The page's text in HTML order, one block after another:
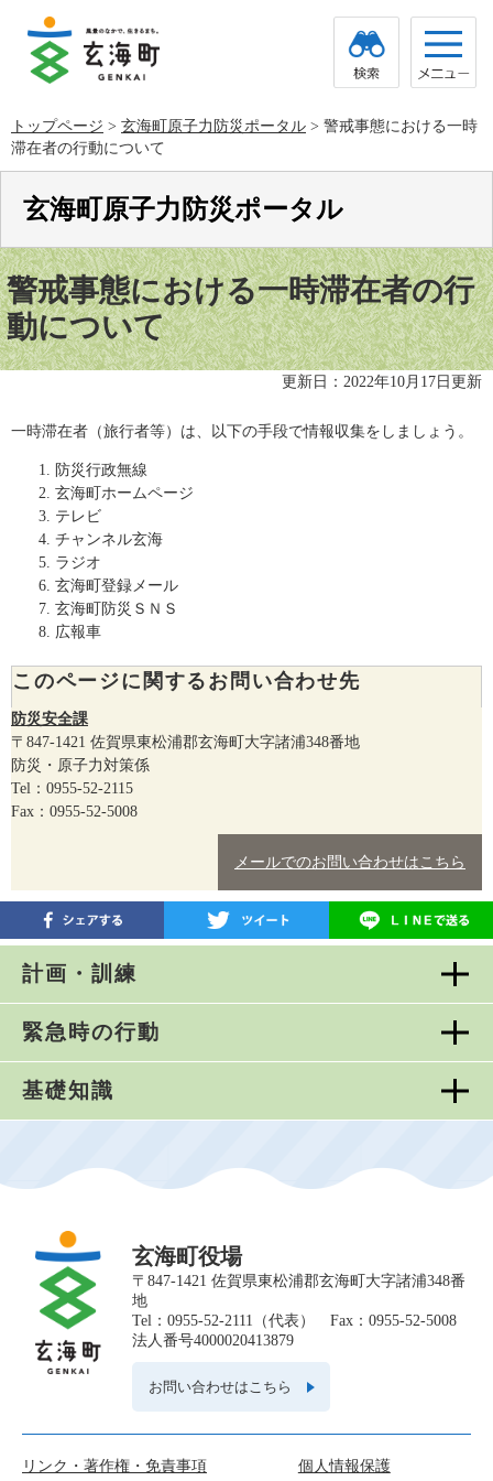
で
す。
ば
し
て
トップページ > 玄海町原子力防災ポータル > 警戒事態における一時
滞在者の行動について
玄海町原子力防災ポータル
計画・訓練
緊急時の行動
基礎知識
本
文警戒事態における一時滞在者の行
動について
更新日：2022年10月17日更新
一時滞在者（旅行者等）は、以下の手段で情報収集をしましょう。
防災行政無線
玄海町ホームページ
テレビ
チャンネル玄海
ラジオ
玄海町登録メール
玄海町防災ＳＮＳ
広報車
このページに関するお問い合わせ先
防災安全課
〒847-1421 佐賀県東松浦郡玄海町大字諸浦348番地
防災・原子力対策係
Tel：0955-52-2115
Fax：0955-52-5008
メールでのお問い合わせはこちら
玄海町役場
〒847-1421 佐賀県東松浦郡玄海町大字諸浦348番
地
Tel：0955-52-2111（代表） Fax：0955-52-5008
法人番号4000020413879
お問い合わせはこちら
リンク・著作権・免責事項 個人情報保護